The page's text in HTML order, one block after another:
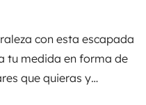
con esta escapada
tu medida en forma de
que quieras y
tu alojamiento contigo.